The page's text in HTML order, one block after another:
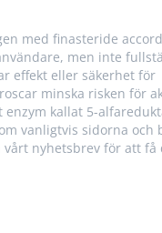
med finasteride
men inte
effekt eller säkerhet för
minska risken för
kallat 5-
vanligtvis sidorna och
nyhetsbrev för att få